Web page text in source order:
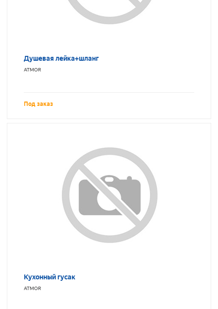
Душевая лейка+шланг
ATMOR
Под заказ
Кухонный гусак
ATMOR